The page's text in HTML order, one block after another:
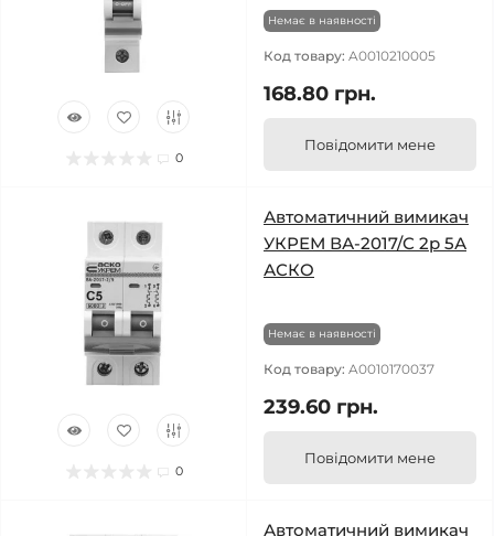
0
Немає в наявності
Код товару: A0010210005
168.80 грн.
Повідомити мене
0
Автоматичний вимикач
УКРЕМ ВА-2017/С 2р 5А
АСКО
Немає в наявності
Код товару: A0010170037
239.60 грн.
Повідомити мене
Автоматичний вимикач